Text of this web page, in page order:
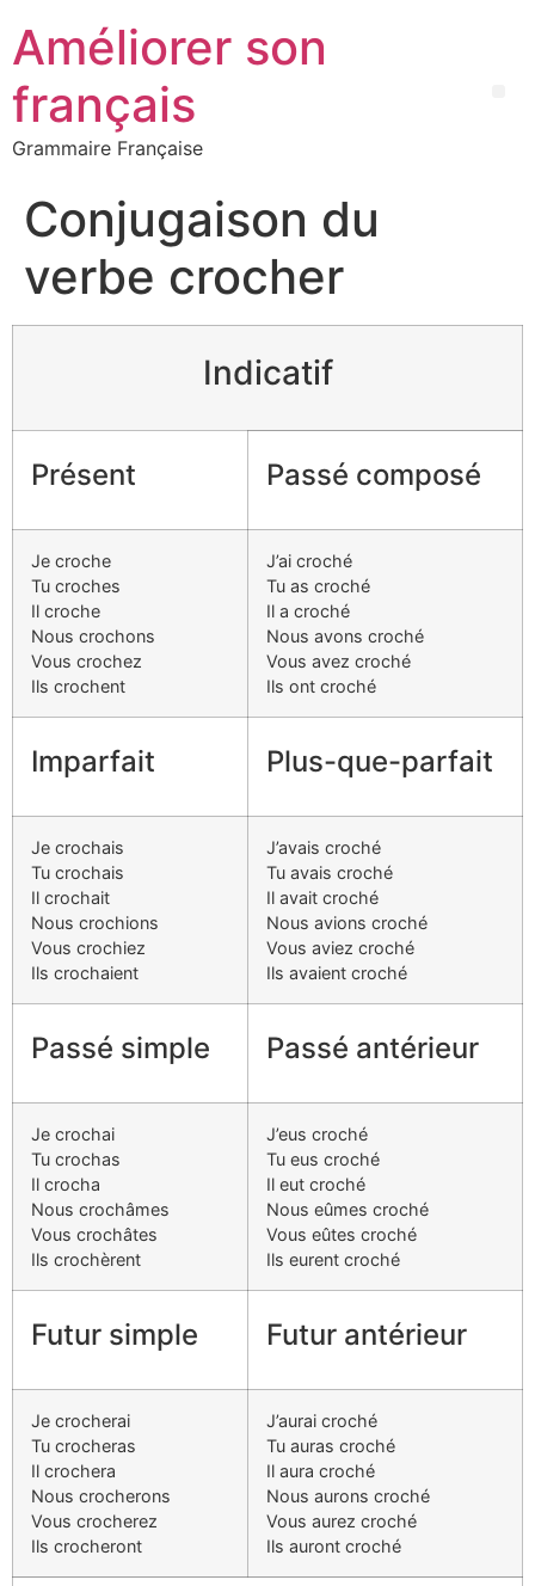
Améliorer son
français
Grammaire Française
Conjugaison du
verbe crocher
Indicatif
Présent Passé composé
Je croche
Tu croches
Il croche
Nous crochons
Vous crochez
Ils crochent
J’ai croché
Tu as croché
Il a croché
Nous avons croché
Vous avez croché
Ils ont croché
Imparfait Plus-que-parfait
Je crochais
Tu crochais
Il crochait
Nous crochions
Vous crochiez
Ils crochaient
J’avais croché
Tu avais croché
Il avait croché
Nous avions croché
Vous aviez croché
Ils avaient croché
Passé simple Passé antérieur
Je crochai
Tu crochas
Il crocha
Nous crochâmes
Vous crochâtes
Ils crochèrent
J’eus croché
Tu eus croché
Il eut croché
Nous eûmes croché
Vous eûtes croché
Ils eurent croché
Futur simple Futur antérieur
Je crocherai
Tu crocheras
Il crochera
Nous crocherons
Vous crocherez
Ils crocheront
J’aurai croché
Tu auras croché
Il aura croché
Nous aurons croché
Vous aurez croché
Ils auront croché